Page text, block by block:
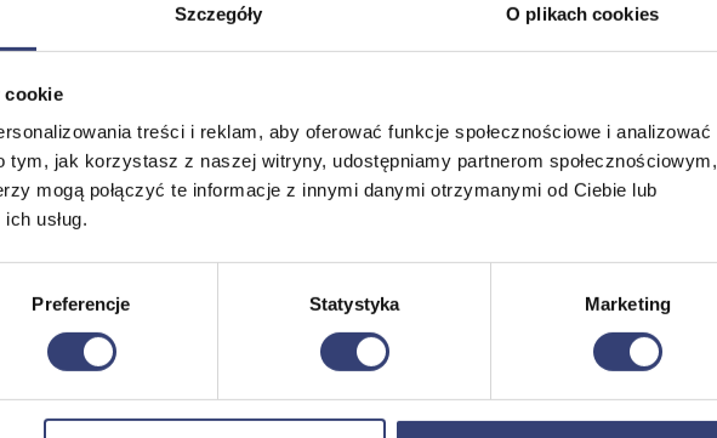
Szczegóły O plikach cookies
cookie
treści i reklam, aby oferować funkcje społecznościowe i analizować
tym, jak korzystasz z naszej witryny, udostępniamy partnerom społecznościowym,
mogą połączyć te informacje z innymi danymi otrzymanymi od Ciebie lub
usług.
Preferencje Statystyka Marketing